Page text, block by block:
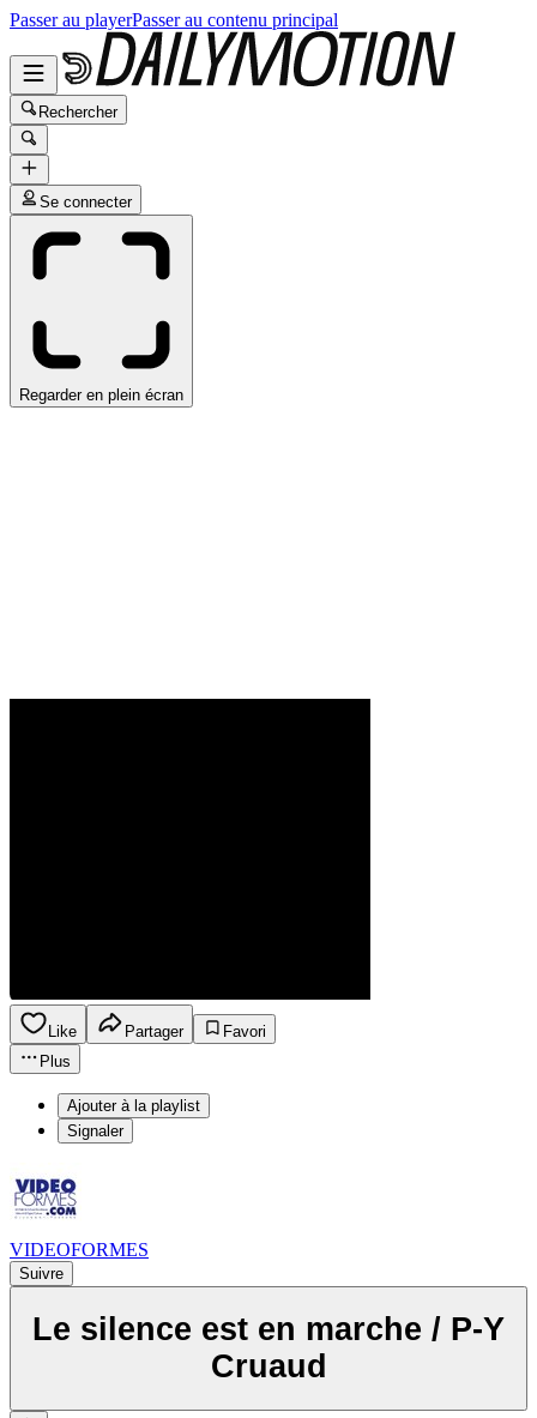
Passer au playerPasser au contenu principal
Rechercher
Se connecter
Regarder en plein écran
Like Partager
Favori
Plus
Ajouter à la playlist
Signaler
VIDEOFORMES
Suivre
Le silence est en marche / P-Y
Cruaud